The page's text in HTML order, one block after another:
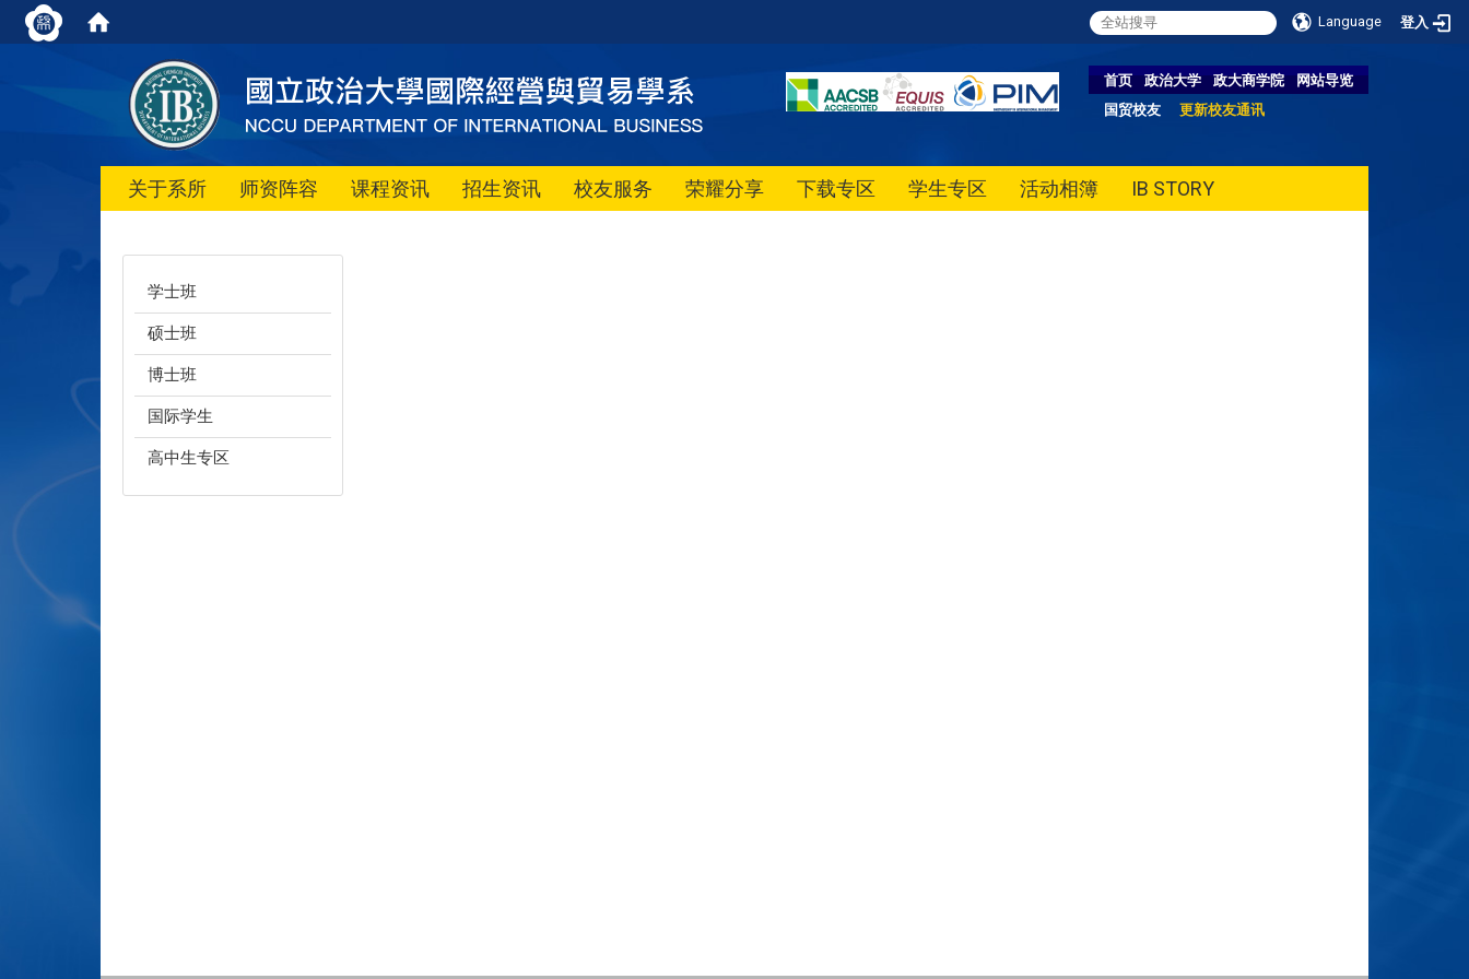
Language 登入
首页 政治大学 政大商学院
网站导览
国贸校友
更新校友通讯
关于系所 师资阵容 课程资讯 招生资讯 校友服务 荣耀分享 下载专区 学生专区 活动相簿 IB STORY
学士班
硕士班
博士班
国际学生
高中生专区